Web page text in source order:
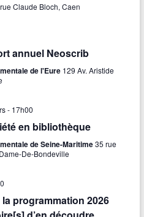
Claude Bloch, Caen
annuel Neoscrib
de l'Eure 129 Av. Aristide
- 17h00
en bibliothèque
de Seine-Maritime35 rue
De-Bondeville
programmation 2026